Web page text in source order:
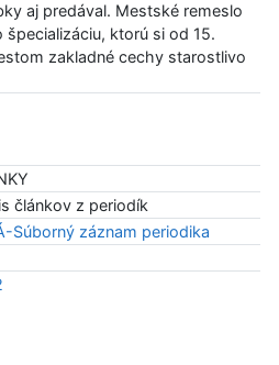
aj predával. Mestské remeslo
špecializáciu, ktorú si od 15.
zakladné cechy starostlivo
článkov z periodík
Súborný záznam periodika